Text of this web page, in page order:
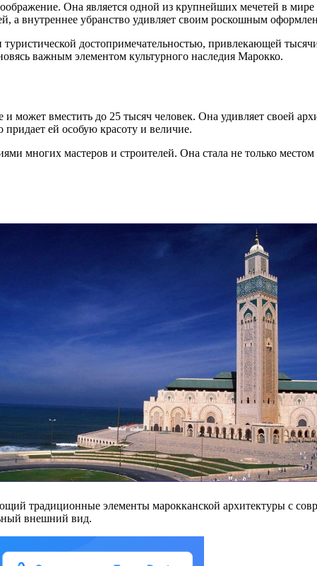
Она является одной из крупнейших мечетей в
а внутреннее убранство удивляет своим роскошным
достопримечательностью, привлекающей
важным элементом культурного наследия Марокко.
может вместить до 25 тысяч человек. Она удивляет своей
ей особую красоту и величие.
многих мастеров и строителей. Она стала не только
традиционные элементы марокканской архитектуры с
внешний вид.